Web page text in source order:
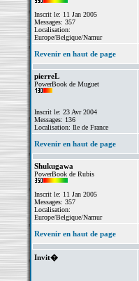
Inscrit le: 11 Jan 2005
Messages: 357
Localisation:
Europe/Belgique/Namur
Revenir en haut de page
pierreL
PowerBook de Muguet
Inscrit le: 23 Avr 2004
Messages: 136
Localisation: Ile de France
Revenir en haut de page
Shukugawa
PowerBook de Rubis
Inscrit le: 11 Jan 2005
Messages: 357
Localisation:
Europe/Belgique/Namur
Revenir en haut de page
Invit�